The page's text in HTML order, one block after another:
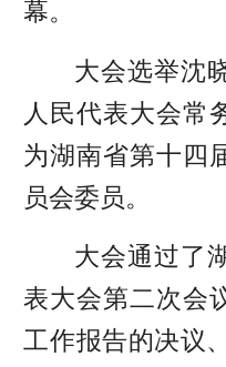
幕。
大会选举沈
人民代表大会常
为湖南省第十四
员会委员。
大会通过了
表大会第二次会
工作报告的决议